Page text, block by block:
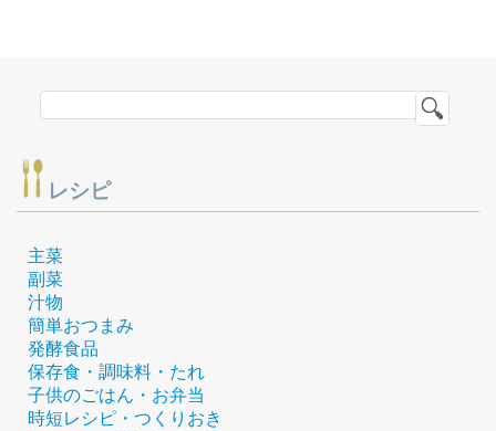
レシピ
主菜
副菜
汁物
簡単おつまみ
発酵食品
保存食・調味料・たれ
子供のごはん・お弁当
時短レシピ・つくりおき